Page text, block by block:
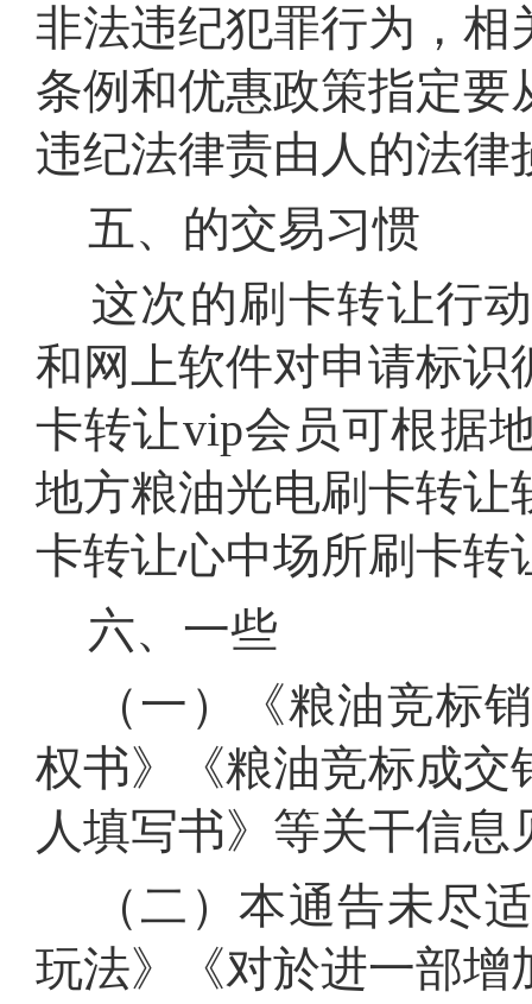
非法违纪犯罪行为，相
条例和优惠政策指定
违纪法律责由人的法律
五、的交易习惯
这次的刷卡转让行
和网上软件对申请标识
卡转让vip会员可根据
地方粮油光电刷卡转让
卡转让心中场所刷卡转
六、一些
（一）《粮油竞标
权书》《粮油竞标成交
人填写书》等关干信
（二）本通告未尽
玩法》《对於进一部增